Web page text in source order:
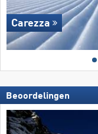
Carezza
Beoordelingen